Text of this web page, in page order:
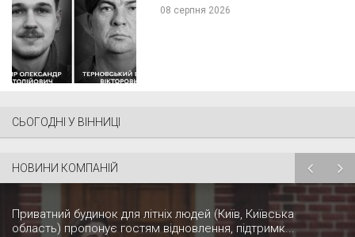
08 серпня 2026
СЬОГОДНІ У ВІННИЦІ
НОВИНИ КОМПАНІЙ
Приватний будинок для літніх людей (Київ, Київська
область) пропонує гостям відновлення, підтримк...